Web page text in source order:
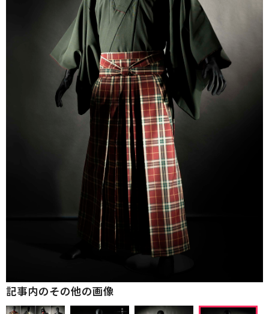
記事内のその他の画像